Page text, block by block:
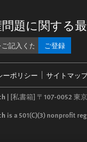
題に関する
ご登録
ーポリシー サイトマッ
| [私書箱] 〒107-0052
is a 501(C)(3) nonprofit